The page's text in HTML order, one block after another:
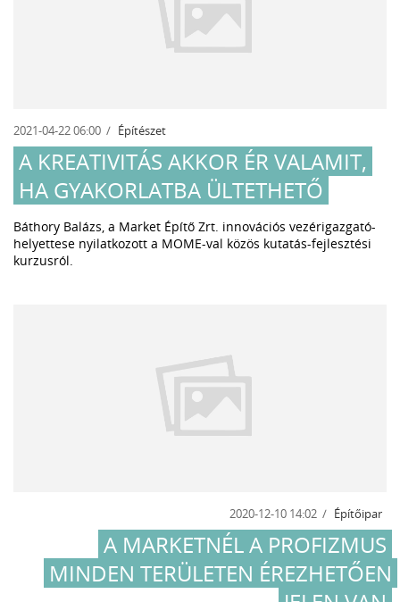
2021-04-22 06:00 Építészet
A KREATIVITÁS AKKOR ÉR VALAMIT,
HA GYAKORLATBA ÜLTETHETŐ
Báthory Balázs, a Market Építő Zrt. innovációs vezérigazgató-
helyettese nyilatkozott a MOME-val közös kutatás-fejlesztési
kurzusról.
2020-12-10 14:02 Építőipar
A MARKETNÉL A PROFIZMUS
MINDEN TERÜLETEN ÉREZHETŐEN